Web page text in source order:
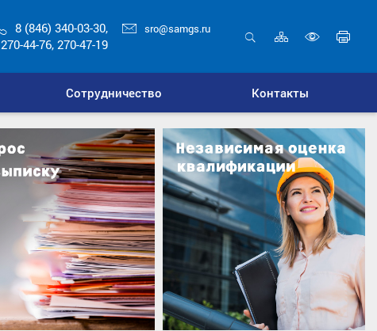
8 (846) 340-03-30,
270-44-76, 270-47-19
sro@samgs.ru Карта
сайта
Сотрудничество Контакты